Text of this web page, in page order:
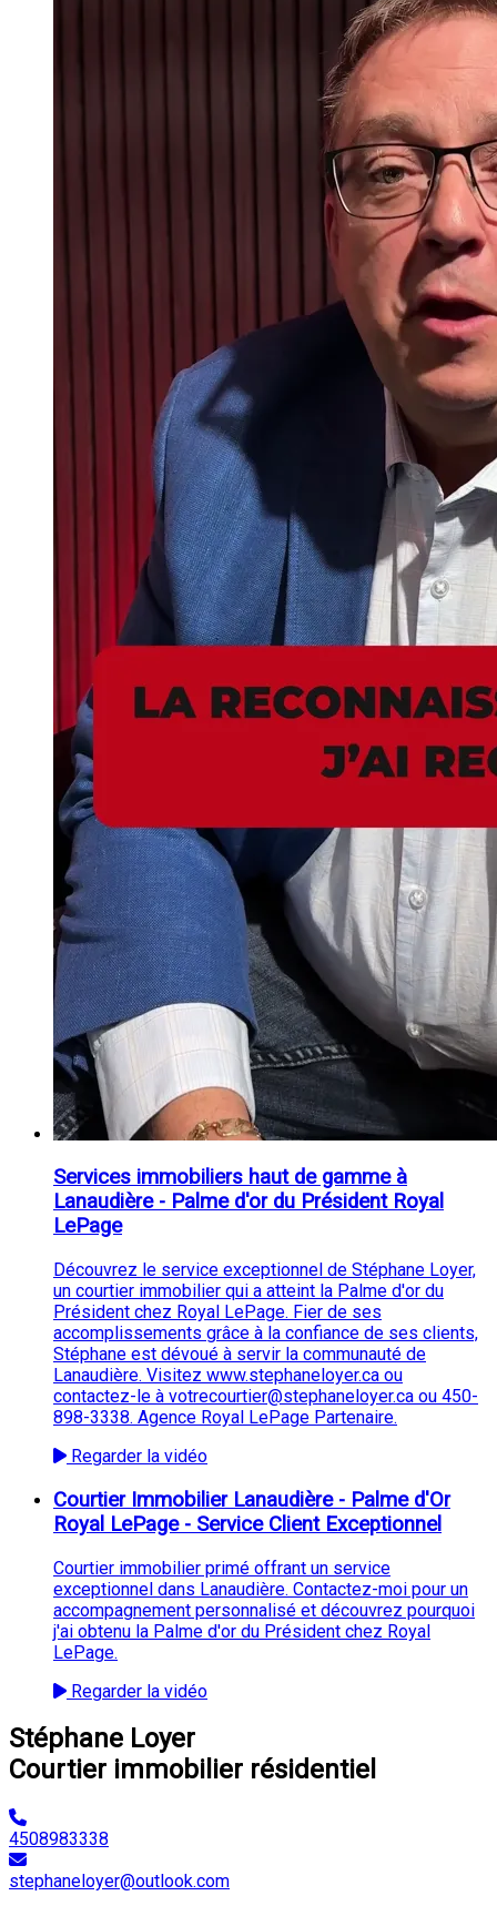
Services immobiliers haut de gamme à
Lanaudière - Palme d'or du Président Royal
LePage
Découvrez le service exceptionnel de Stéphane Loyer,
un courtier immobilier qui a atteint la Palme d'or du
Président chez Royal LePage. Fier de ses
accomplissements grâce à la confiance de ses clients,
Stéphane est dévoué à servir la communauté de
Lanaudière. Visitez www.stephaneloyer.ca ou
contactez-le à votrecourtier@stephaneloyer.ca ou 450-
898-3338. Agence Royal LePage Partenaire.
Regarder la vidéo
Courtier Immobilier Lanaudière - Palme d'Or
Royal LePage - Service Client Exceptionnel
Courtier immobilier primé offrant un service
exceptionnel dans Lanaudière. Contactez-moi pour un
accompagnement personnalisé et découvrez pourquoi
j'ai obtenu la Palme d'or du Président chez Royal
LePage.
Regarder la vidéo
Stéphane Loyer
Courtier immobilier résidentiel
4508983338
stephaneloyer@outlook.com